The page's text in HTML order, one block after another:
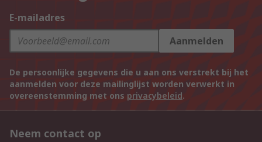
E-mailadres
Aanmelden
De persoonlijke gegevens die u aan ons verstrekt bij het
aanmelden voor deze mailinglijst worden verwerkt in
overeenstemming met ons privacybeleid.
Neem contact op